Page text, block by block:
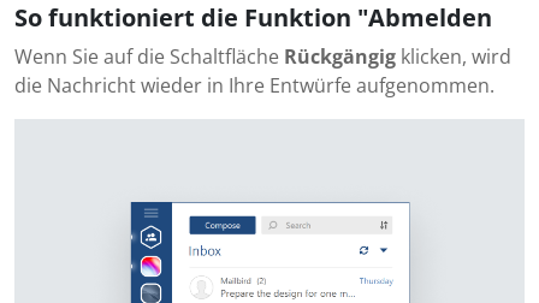
So funktioniert die Funktion "Abmelden
Wenn Sie auf die Schaltfläche Rückgängig klicken, wird
die Nachricht wieder in Ihre Entwürfe aufgenommen.